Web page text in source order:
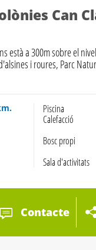
Can
està a 300m sobre el
i roures, Parc
Piscina
Calefacció
Bosc propi
Sala d'activitats
Contacte